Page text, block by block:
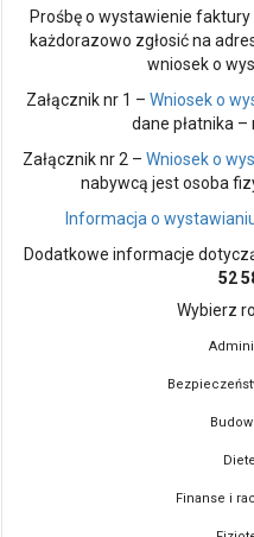
Prośbę o wystawienie
każdorazowo zgłosić na
wniosek o
Załącznik nr 1 – Wniosek o
dane płatnika
Załącznik nr 2 – Wniosek o
nabywcą jest osoba
Informacja o
Dodatkowe informacje
52
Wybierz
Finanse i